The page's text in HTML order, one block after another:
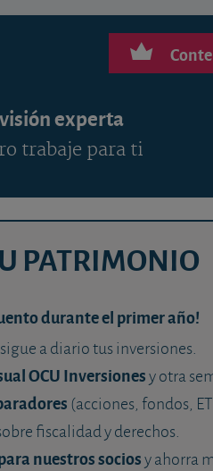
experta
trabaje para ti
PATRIMONIO
durante el primer año!
a diario tus inversiones.
OCU Inversionesy otra
(acciones, fondos,
fiscalidad y derechos.
nuestros sociosy ahorra